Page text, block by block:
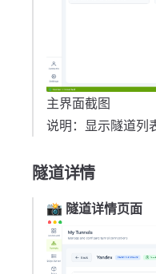
主界面截图
说明：显示隧道列
隧道详情
📸 隧道详情页面